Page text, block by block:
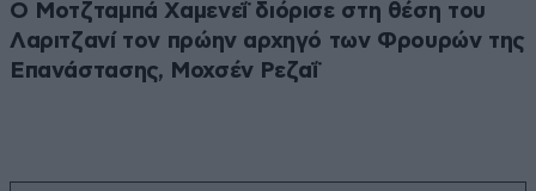
Ο Μοτζταμπά Χαμενεΐ διόρισε στη θέση του
Λαριτζανί τον πρώην αρχηγό των Φρουρών της
Επανάστασης, Μοχσέν Ρεζαΐ